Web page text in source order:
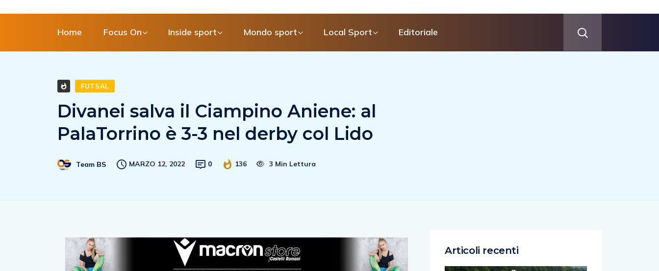
Home Focus On Inside sport Mondo sport Local Sport Editoriale
FUTSAL
Divanei salva il Ciampino Aniene: al
PalaTorrino è 3-3 nel derby col Lido
Team BS MARZO 12, 2022 0 136 3 Min Lettura
Articoli recenti